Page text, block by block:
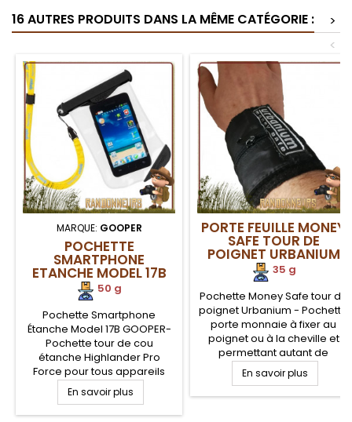
16 AUTRES PRODUITS DANS LA MÊME CATÉGORIE :
>
<
MARQUE: GOOPER
POCHETTE
SMARTPHONE
ETANCHE MODEL 17B
GOOPER
50 g
Pochette Smartphone
Étanche Model 17B GOOPER-
Pochette tour de cou
étanche Highlander Pro
Force pour tous appareils
électroniques. Couleur Vert
Olive. Souple et robuste, tout
en étant légère, cette
En savoir plus
PORTE FEUILLE MONEY
SAFE TOUR DE
POIGNET URBANIUM
35 g
Pochette Money Safe tour de
poignet Urbanium - Pochette
porte monnaie à fixer au
poignet ou à la cheville et
permettant autant de
dissimuler votre argent que
de le sécuriser. Surface
arrière mesh respirante pour
En savoir plus